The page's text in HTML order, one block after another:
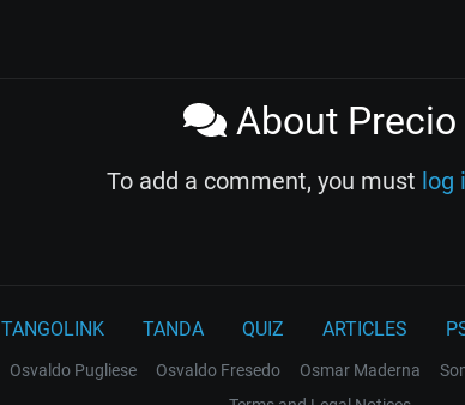
About Precio
To add a comment, you must log
TANGOLINK TANDA QUIZ ARTICLES
Osvaldo Pugliese Osvaldo Fresedo Osmar Maderna